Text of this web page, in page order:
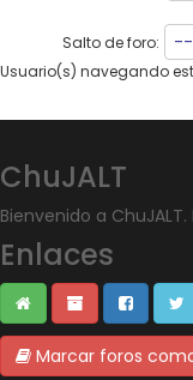
Salto de foro:
Usuario(s) navegando
ChuJALT
Bienvenido a
Enlaces
Marcar foros